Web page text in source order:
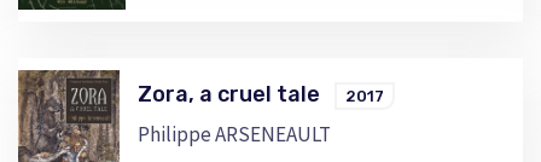
Zora, a cruel tale 2017
Philippe ARSENEAULT